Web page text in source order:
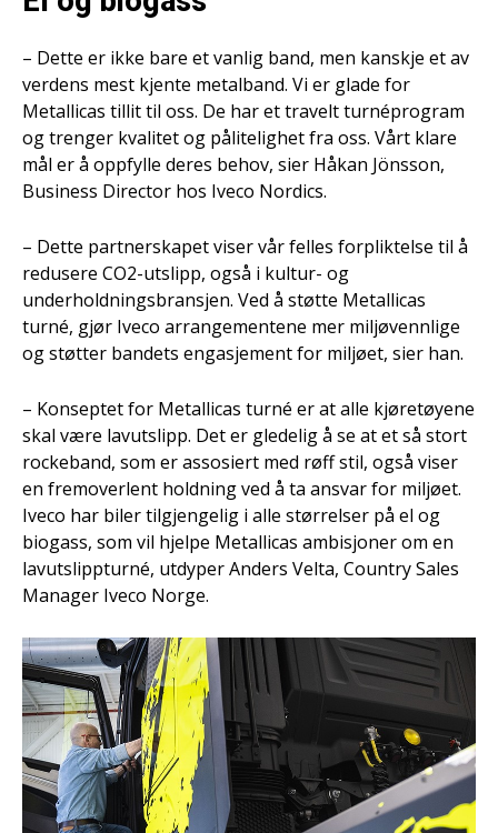
– Dette er ikke bare et vanlig band, men kanskje et av
verdens mest kjente metalband. Vi er glade for
Metallicas tillit til oss. De har et travelt turnéprogram
og trenger kvalitet og pålitelighet fra oss. Vårt klare
mål er å oppfylle deres behov, sier Håkan Jönsson,
Business Director hos Iveco Nordics.
– Dette partnerskapet viser vår felles forpliktelse til å
redusere CO2-utslipp, også i kultur- og
underholdningsbransjen. Ved å støtte Metallicas
turné, gjør Iveco arrangementene mer miljøvennlige
og støtter bandets engasjement for miljøet, sier han.
– Konseptet for Metallicas turné er at alle kjøretøyene
skal være lavutslipp. Det er gledelig å se at et så stort
rockeband, som er assosiert med røff stil, også viser
en fremoverlent holdning ved å ta ansvar for miljøet.
Iveco har biler tilgjengelig i alle størrelser på el og
biogass, som vil hjelpe Metallicas ambisjoner om en
lavutslippturné, utdyper Anders Velta, Country Sales
Manager Iveco Norge.